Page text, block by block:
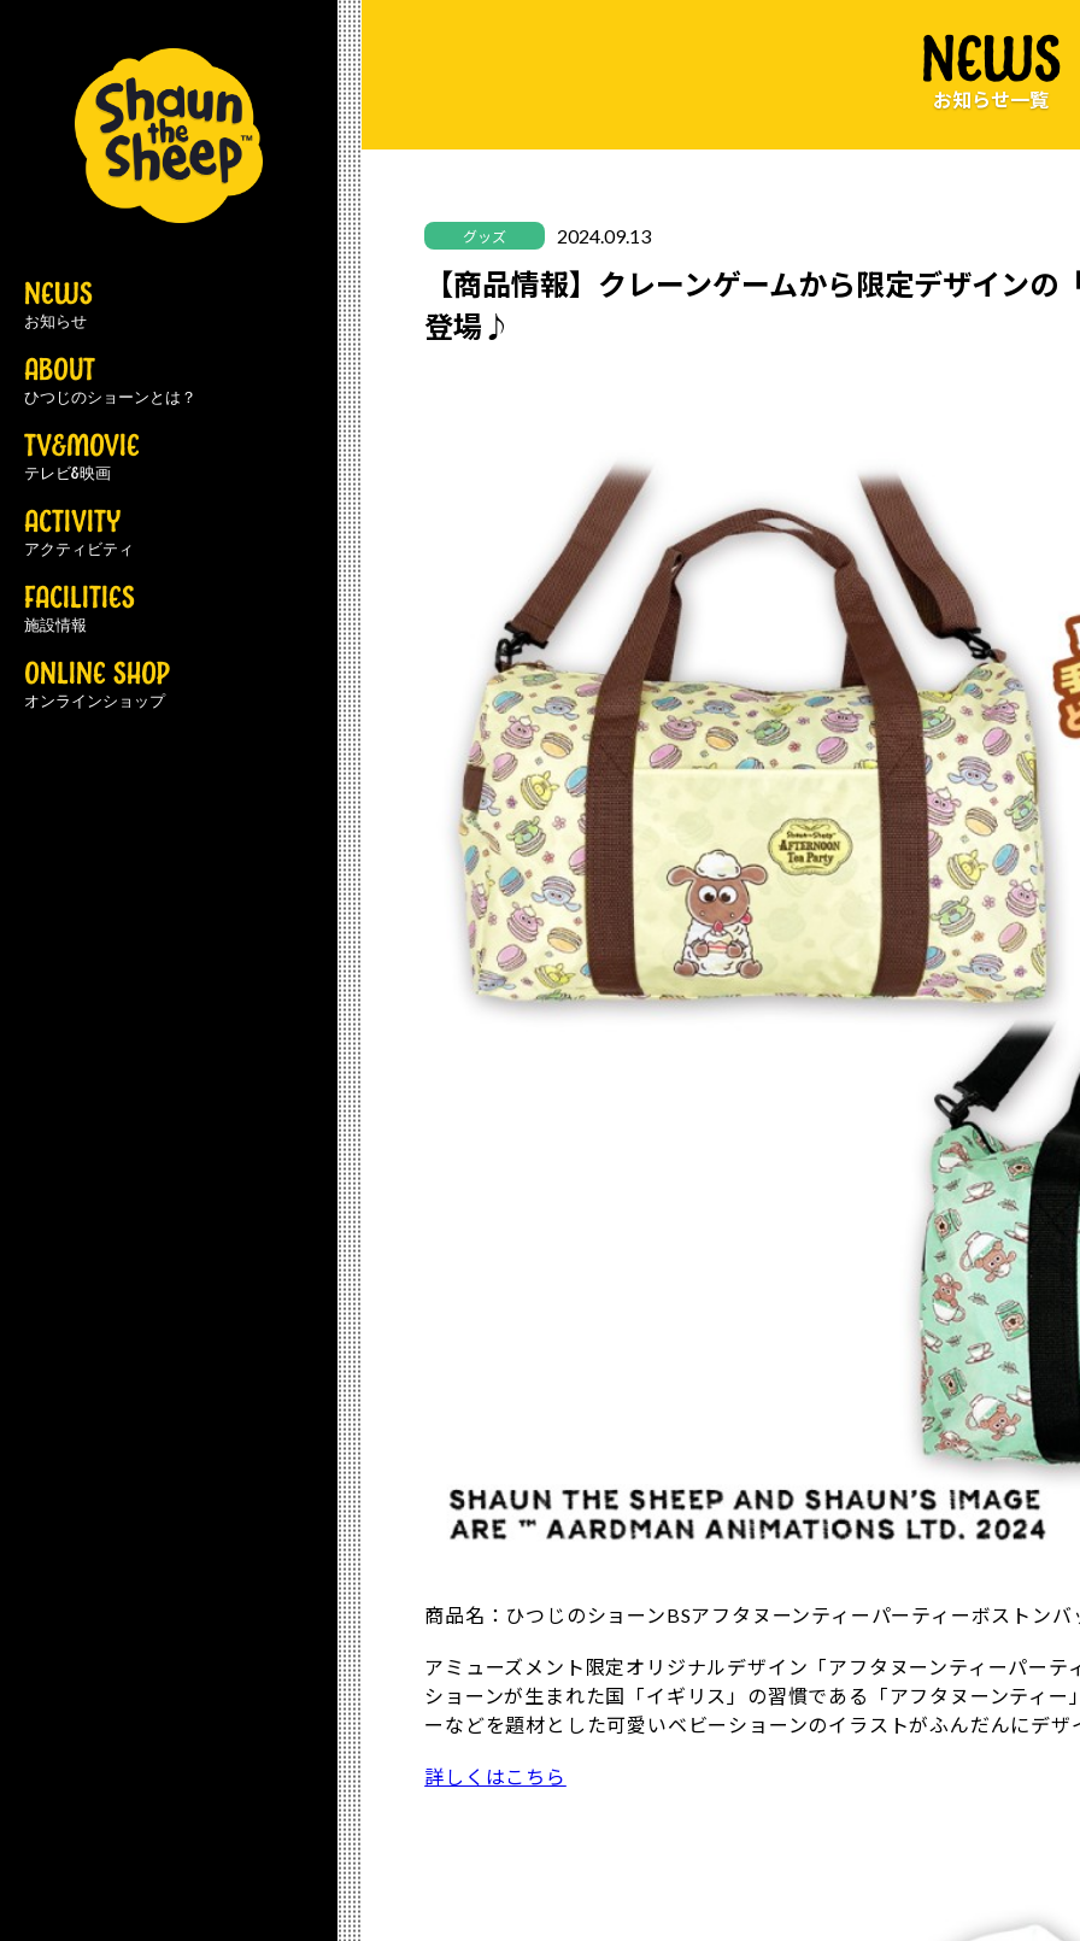
NEWS
お知らせ
ABOUT
ひつじのショーンとは？
TV&MOVIE
テレビ&映画
ACTIVITY
アクティビティ
FACILITIES
施設情報
ONLINE SHOP
オンラインショップ
NEWS
お知らせ一覧
グッズ 2024.09.13
【商品情報】クレーンゲームから限定デザイン
登場♪
商品名：ひつじのショーンBSアフタヌーンティーパーティーボストンバ
アミューズメント限定オリジナルデザイン「アフタヌーンティーパー
ショーンが生まれた国「イギリス」の習慣である「アフタヌーンティ
ーなどを題材とした可愛いベビーショーンのイラストがふんだんにデザ
詳しくはこちら